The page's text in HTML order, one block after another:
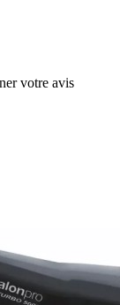
votre avis